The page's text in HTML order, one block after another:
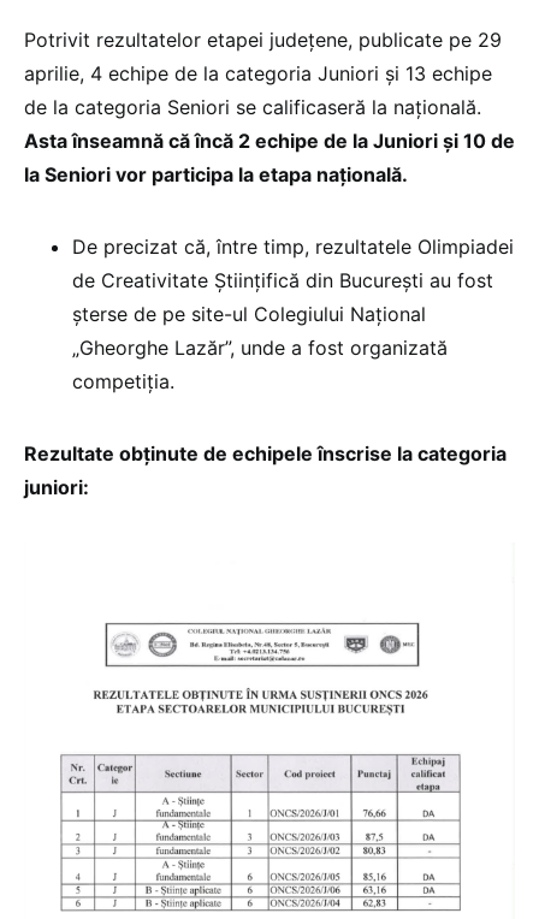
Potrivit rezultatelor etapei județene, publicate pe 29
aprilie, 4 echipe de la categoria Juniori și 13 echipe
de la categoria Seniori se calificaseră la națională.
Asta înseamnă că încă 2 echipe de la Juniori și 10 de
la Seniori vor participa la etapa națională.
De precizat că, între timp, rezultatele Olimpiadei
de Creativitate Științifică din București au fost
șterse de pe site-ul Colegiului Național
„Gheorghe Lazăr”, unde a fost organizată
competiția.
Rezultate obținute de echipele înscrise la categoria
juniori: